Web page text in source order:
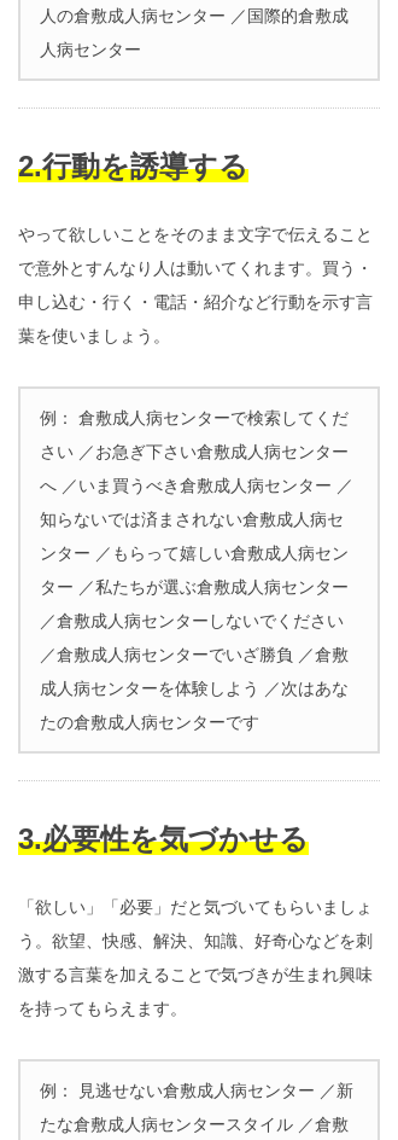
人の倉敷成人病センター ／国際的倉敷成
人病センター
2.行動を誘導する
やって欲しいことをそのまま文字で伝えること
で意外とすんなり人は動いてくれます。買う・
申し込む・行く・電話・紹介など行動を示す言
葉を使いましょう。
例： 倉敷成人病センターで検索してくだ
さい ／お急ぎ下さい倉敷成人病センター
へ ／いま買うべき倉敷成人病センター ／
知らないでは済まされない倉敷成人病セ
ンター ／もらって嬉しい倉敷成人病セン
ター ／私たちが選ぶ倉敷成人病センター
／倉敷成人病センターしないでください
／倉敷成人病センターでいざ勝負 ／倉敷
成人病センターを体験しよう ／次はあな
たの倉敷成人病センターです
3.必要性を気づかせる
「欲しい」「必要」だと気づいてもらいましょ
う。欲望、快感、解決、知識、好奇心などを刺
激する言葉を加えることで気づきが生まれ興味
を持ってもらえます。
例： 見逃せない倉敷成人病センター ／新
たな倉敷成人病センタースタイル ／倉敷